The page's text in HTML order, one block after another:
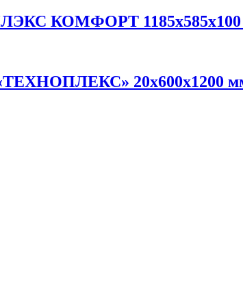
КОМФОРТ
20х600х1200